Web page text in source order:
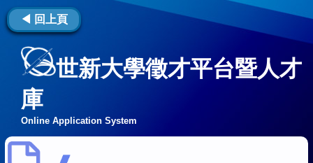
◀ 回上頁
世新大學徵才平台暨人才
庫
Online Application System